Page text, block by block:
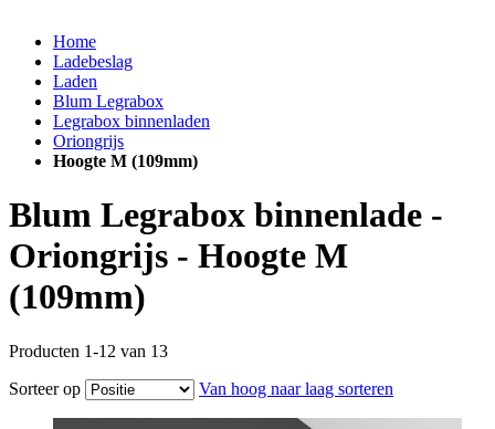
Home
Ladebeslag
Laden
Blum Legrabox
Legrabox binnenladen
Oriongrijs
Hoogte M (109mm)
Blum Legrabox binnenlade -
Oriongrijs - Hoogte M
(109mm)
Producten 1-12 van 13
Sorteer op
Van hoog naar laag sorteren